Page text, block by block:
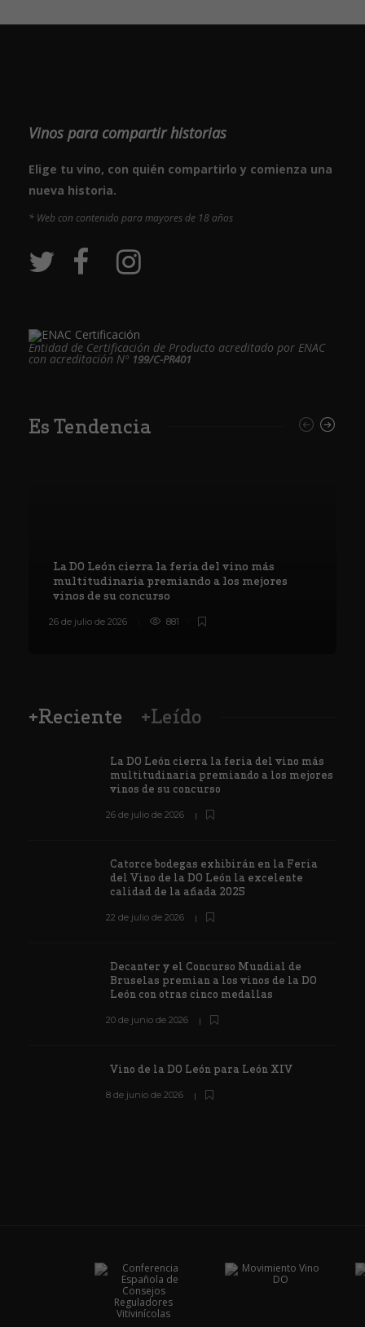
Vinos para compartir historias
Elige tu vino, con quién compartirlo y comienza una
nueva historia.
* Web con contenido para mayores de 18 años
Entidad de Certificación de Producto acreditado por ENAC
con acreditación Nº 199/C-PR401
Es Tendencia
La DO León cierra la feria del vino más
multitudinaria premiando a los mejores
vinos de su concurso
26 de julio de 2026 881
+Reciente +Leído
La DO León cierra la feria del vino más
multitudinaria premiando a los mejores
vinos de su concurso
26 de julio de 2026
Catorce bodegas exhibirán en la Feria
del Vino de la DO León la excelente
calidad de la añada 2025
22 de julio de 2026
Decanter y el Concurso Mundial de
Bruselas premian a los vinos de la DO
León con otras cinco medallas
20 de junio de 2026
Vino de la DO León para León XIV
8 de junio de 2026